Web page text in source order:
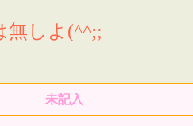
無しよ(^^;;
未記入